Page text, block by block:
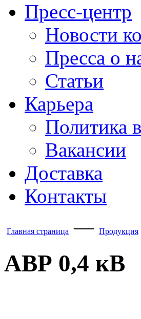
Пресс-центр
Новости
Пресса о
Статьи
Карьера
Политика
Вакансии
Доставка
Контакты
Главная страница — Продукция
АВР 0,4 кВ